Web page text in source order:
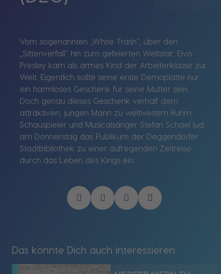
Vom sogenannten „White Trash“, über den
„Sittenverfall“ hin zum gefeierten Weltstar. Elvis
Presley kam als armes Kind der Arbeiterklasse zur
Welt. Eigentlich sollte seine erste Demoplatte nur
ein harmloses Geschenk für seine Mutter sein.
Doch genau dieses Geschenk verhalf dem
attraktiven, jungen Mann zu weltweitem Ruhm.
Schauspieler und Musicalsänger Stefan Schael lud
am Donnerstag das Publikum der Deggendorfer
Stadtbibliothek zu einer aufregenden Zeitreise
durch das Leben des Kings ein.
Das könnte Dich auch interessieren